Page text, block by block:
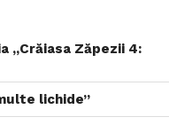
,,Crăiasa Zăpezii 4:
lichide”